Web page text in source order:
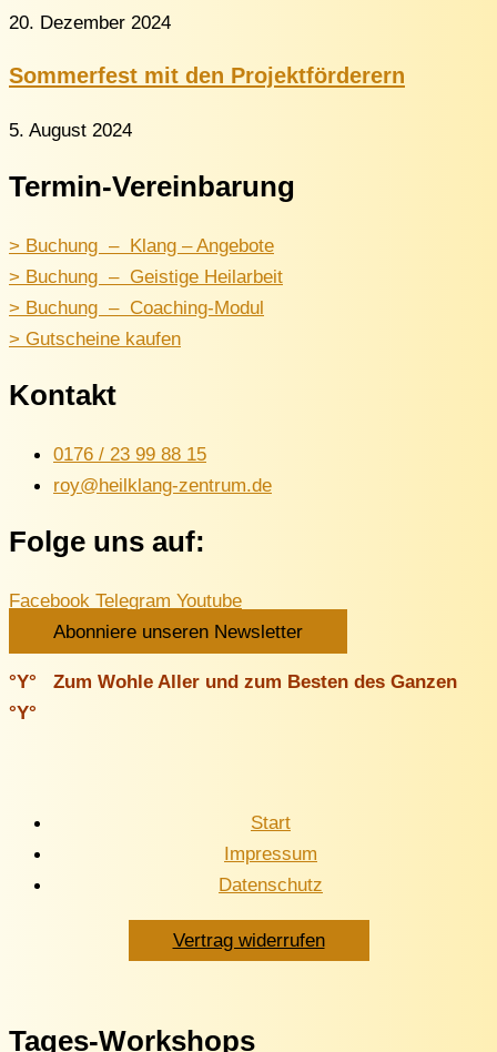
20. Dezember 2024
Sommerfest mit den Projektförderern
5. August 2024
Termin-Vereinbarung
> Buchung – Klang – Angebote
> Buchung – Geistige Heilarbeit
> Buchung – Coaching-Modul
> Gutscheine kaufen
Kontakt
0176 / 23 99 88 15
roy@heilklang-zentrum.de
Folge uns auf:
Facebook Telegram Youtube
Abonniere unseren Newsletter
°Y° Zum Wohle Aller und zum Besten des Ganzen
°Y°
Start
Impressum
Datenschutz
Vertrag widerrufen
Tages-Workshops